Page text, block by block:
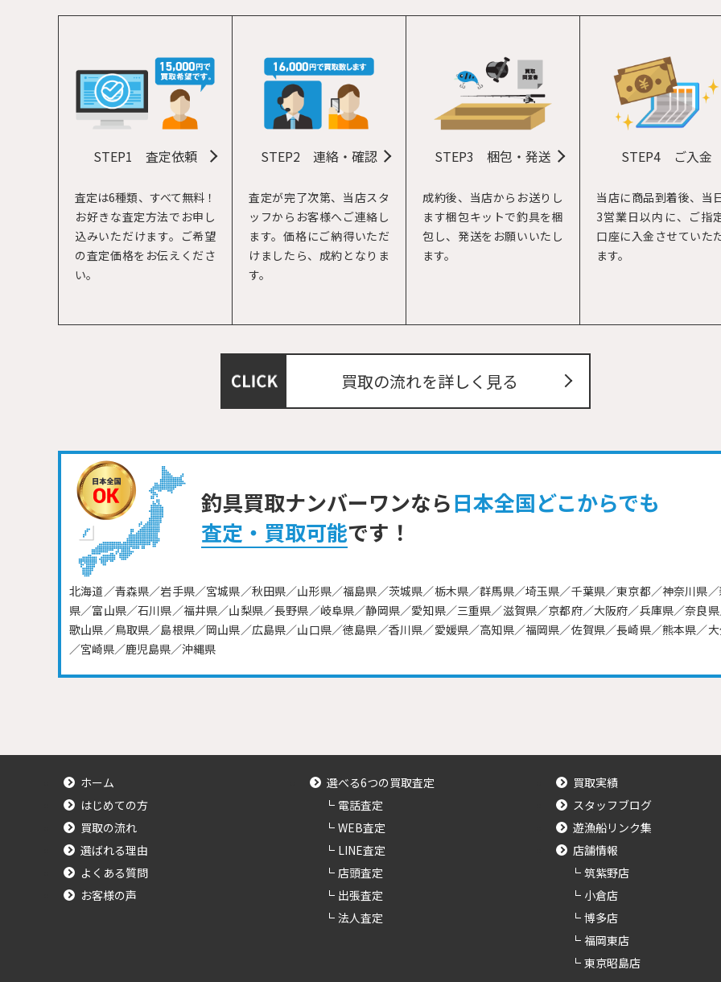
STEP1 査定依頼
査定は6種類、すべて無料！
お好きな査定方法でお申し
込みいただけます。ご希望
の査定価格をお伝えくださ
い。
STEP2 連絡・確認
査定が完了次第、当店スタ
ッフからお客様へご連絡し
ます。価格にご納得いただ
けましたら、成約となりま
す。
STEP3 梱包・発送
成約後、当店からお送りし
ます梱包キットで釣具を梱
包し、発送をお願いいたし
ます。
STEP4 ご入金
当店に商品到着後、当
3営業日以内に、ご指
口座に入金させていた
ます。
買取の流れを詳しく見る
釣具買取ナンバーワンなら日本全国どこからでも
査定・買取可能です！
北海道／青森県／岩手県／宮城県／秋田県／山形県／福島県／茨城県／栃木県／群馬県／埼玉県／千葉県／東京都／神奈川県
県／富山県／石川県／福井県／山梨県／長野県／岐阜県／静岡県／愛知県／三重県／滋賀県／京都府／大阪府／兵庫県／奈良
歌山県／鳥取県／島根県／岡山県／広島県／山口県／徳島県／香川県／愛媛県／高知県／福岡県／佐賀県／長崎県／熊本県／
／宮崎県／鹿児島県／沖縄県
ホーム
はじめての方
買取の流れ
選ばれる理由
よくある質問
お客様の声
選べる6つの買取査定
電話査定
WEB査定
LINE査定
店頭査定
出張査定
法人査定
買取実績
スタッフブログ
遊漁船リンク集
店舗情報
筑紫野店
小倉店
博多店
福岡東店
東京昭島店